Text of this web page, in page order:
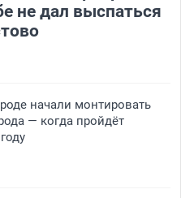
не дал выспаться
начали монтировать
— когда пройдёт